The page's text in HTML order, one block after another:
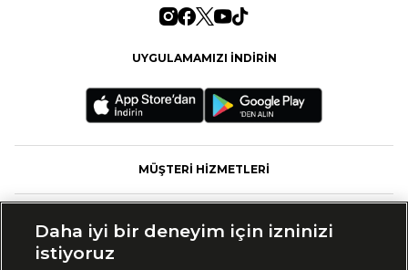
UYGULAMAMIZI İNDİRİN
MÜŞTERİ HİZMETLERİ
Daha iyi bir deneyim için izninizi
istiyoruz